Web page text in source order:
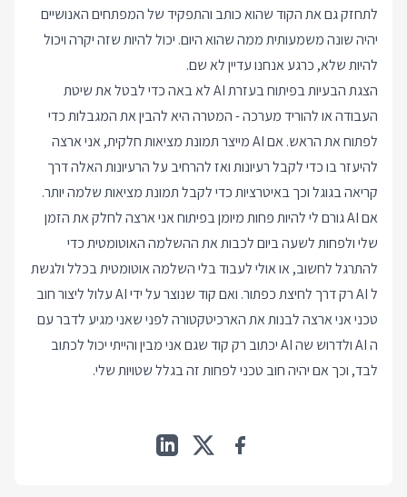
לתחזק גם את הקוד שהוא כותב והתפקיד של המפתחים האנושיים
יהיה שונה משמעותית ממה שהוא היום. יכול להיות שזה יקרה ויכול
להיות שלא, כרגע אנחנו עדיין לא שם.
הצגת הבעיות בפיתוח בעזרת AI לא באה כדי לבטל את שיטת
העבודה או להוריד מערכה - המטרה היא להבין את המגבלות כדי
לפתוח את הראש. אם AI מייצר תמונת מציאות חלקית, אני ארצה
להיעזר בו כדי לקבל רעיונות ואז להרחיב על הרעיונות האלה דרך
קריאה בגוגל וכך באיטרציות כדי לקבל תמונת מציאות שלמה יותר.
אם AI גורם לי להיות פחות מיומן בפיתוח אני ארצה לחלק את הזמן
שלי ולפחות לשעה ביום לכבות את ההשלמה האוטומטית כדי
להתרגל לחשוב, או אולי לעבוד בלי השלמה אוטומטית בכלל ולגשת
ל AI רק דרך לחיצת כפתור. ואם קוד שנוצר על ידי AI עלול ליצור חוב
טכני אני ארצה לבנות את הארכיטקטורה לפני שאני מגיע לדבר עם
ה AI ולדרוש שה AI יכתוב רק קוד שגם אני מבין והייתי יכול לכתוב
לבד, וכך אם יהיה חוב טכני לפחות זה בגלל שטויות שלי.